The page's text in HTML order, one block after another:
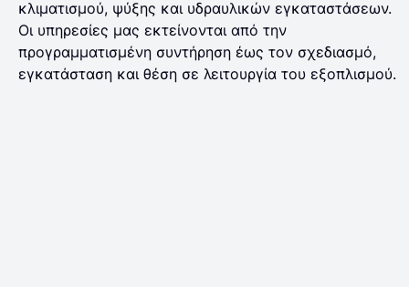
κλιματισμού, ψύξης και υδραυλικών εγκαταστάσεων.
Οι υπηρεσίες μας εκτείνονται από την
προγραμματισμένη συντήρηση έως τον σχεδιασμό,
εγκατάσταση και θέση σε λειτουργία του εξοπλισμού.